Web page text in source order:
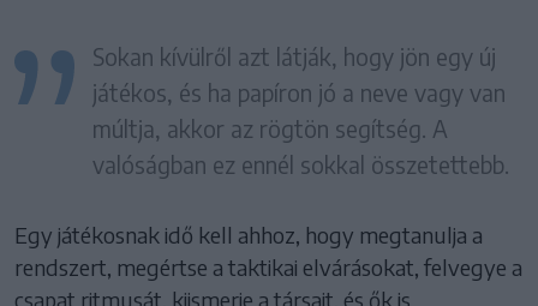
Sokan kívülről azt látják, hogy jön egy új
játékos, és ha papíron jó a neve vagy van
múltja, akkor az rögtön segítség. A
valóságban ez ennél sokkal összetettebb.
Egy játékosnak idő kell ahhoz, hogy megtanulja a
rendszert, megértse a taktikai elvárásokat, felvegye a
csapat ritmusát, kiismerje a társait, és ők is